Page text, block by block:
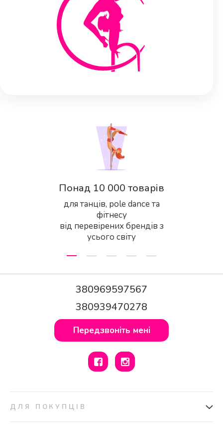
Понад 10 000 товарів
для танців, pole dance та
фітнесу
від перевірених брендів з
усього світу
380969597567
380939470278
Передзвоніть мені
ДЛЯ ПОКУПЦІВ